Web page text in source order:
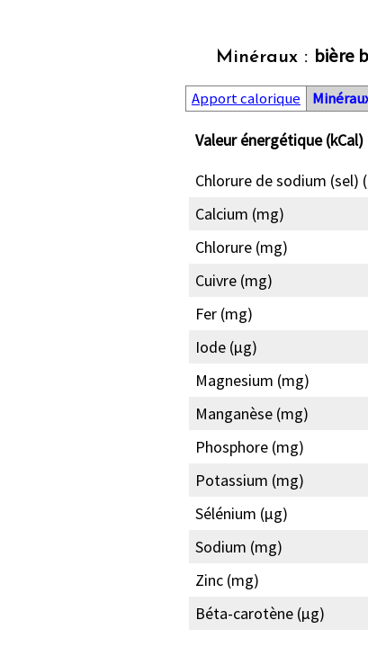
Minéraux : bière
Apport calorique
Valeur énergétique (kCal)
Chlorure de sodium (sel)
Calcium (mg)
Chlorure (mg)
Cuivre (mg)
Fer (mg)
Iode (µg)
Magnesium (mg)
Manganèse (mg)
Phosphore (mg)
Potassium (mg)
Sélénium (µg)
Sodium (mg)
Zinc (mg)
Béta-carotène (µg)